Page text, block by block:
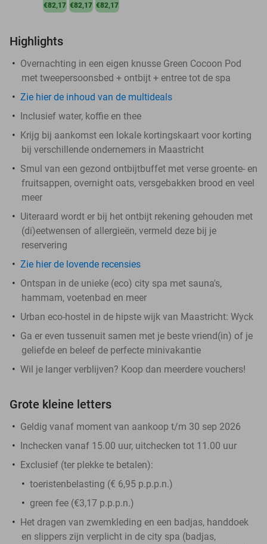
€82,17 €82,17 €82,17
Highlights
Overnachting in een eigen knusse Green Cocoon Pod
met tweepersoonsbed + ontbijt + entree tot de spa
Zie hier de inhoud van de multideals
Inclusief water, koffie en thee
Krijg bij aankomst een lokale kortingskaart voor korting
bij verschillende ondernemers in Maastricht
Smul van een gezond ontbijtbuffet met verse groente- en
fruitsappen, overnight oats, versgebakken brood en veel
meer
Uiteraard wordt er bij het ontbijt rekening gehouden met
(di)eetwensen of allergieën, vermeld deze bij je
reservering
Zie hier de lovende recensies
Ontspan in de unieke (eco) city spa met sauna's,
hammam, voetenbad en meer
Urban eco-hostel in de hipste wijk van Maastricht: Wyck
Ga er even tussenuit samen met je beste vriend(in) of je
geliefde en beleef de perfecte minivakantie
Wil je langer verblijven? Koop dan meerdere vouchers!
Grote kleine letters
Geldig vanaf moment van aankoop t/m 30 sep 2026
Inchecken vanaf 15.00 uur, uitchecken tot 11.00 uur
Exclusief (ter plekke te betalen):
toeristenbelasting (€ 6,95 p.p.p.n.)
green fee (€3,17 p.p.p.n.)
Het dragen van zwemkleding en een badjas, handdoek
en slippers zijn verplicht in de city spa (badjas,